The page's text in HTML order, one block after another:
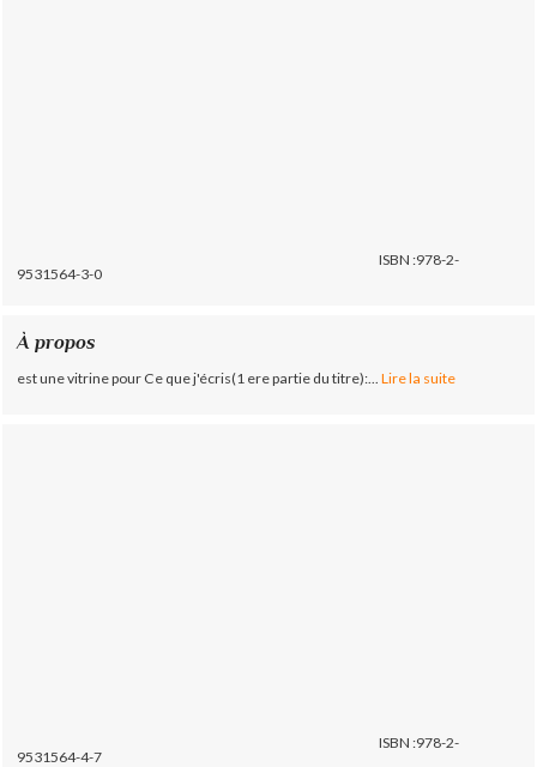
ISBN :978-2-
9531564-3-0
À propos
est une vitrine pour Ce que j'écris(1 ere partie du titre):... Lire la suite
ISBN :978-2-
9531564-4-7